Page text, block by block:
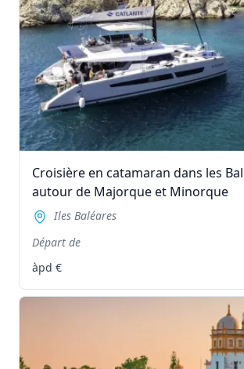
Croisière en catamaran dans les
autour de Majorque et Minorque
Iles Baléares
Départ de
àpd €